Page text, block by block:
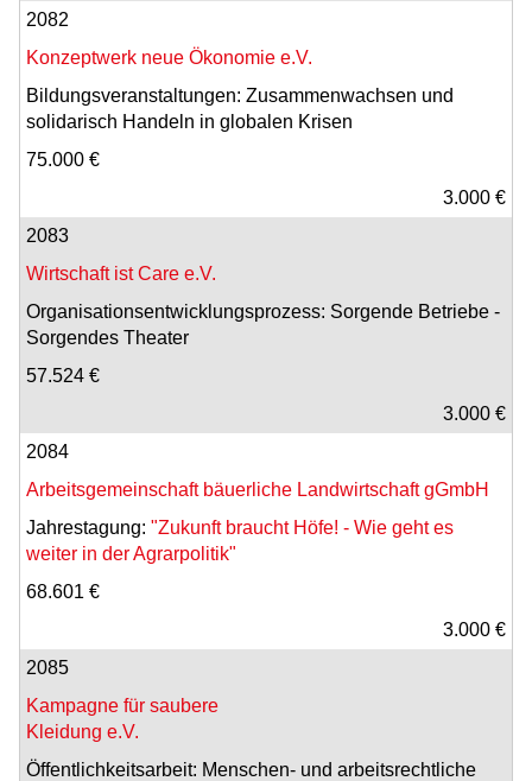
2082
Konzeptwerk neue Ökonomie e.V.
Bildungsveranstaltungen: Zusammenwachsen und
solidarisch Handeln in globalen Krisen
75.000 €
3.000 €
2083
Wirtschaft ist Care e.V.
Organisationsentwicklungsprozess: Sorgende Betriebe -
Sorgendes Theater
57.524 €
3.000 €
2084
Arbeitsgemeinschaft bäuerliche Landwirtschaft gGmbH
Jahrestagung: "Zukunft braucht Höfe! - Wie geht es
weiter in der Agrarpolitik"
68.601 €
3.000 €
2085
Kampagne für saubere
Kleidung e.V.
Öffentlichkeitsarbeit: Menschen- und arbeitsrechtliche